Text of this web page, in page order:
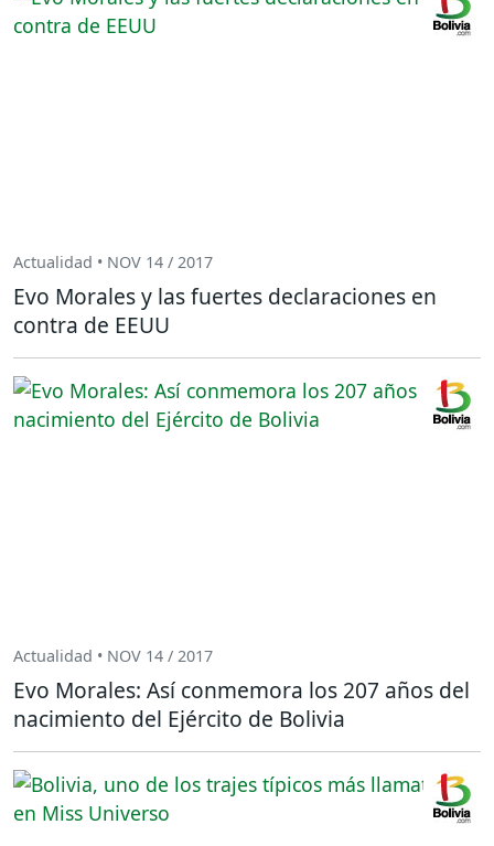
Actualidad • NOV 14 / 2017
Evo Morales y las fuertes declaraciones en
contra de EEUU
Actualidad • NOV 14 / 2017
Evo Morales: Así conmemora los 207 años del
nacimiento del Ejército de Bolivia